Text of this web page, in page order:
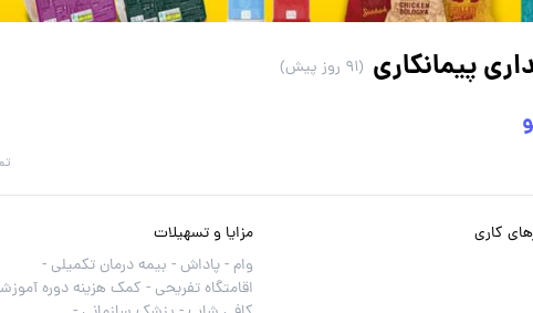
پیمانکاری (91 روز پیش)
کاری
مزایا و تسهیلات
وام - پاداش - بیمه درمان تکمیلی -
اقامتگاه تفریحی - کمک هزینه دوره